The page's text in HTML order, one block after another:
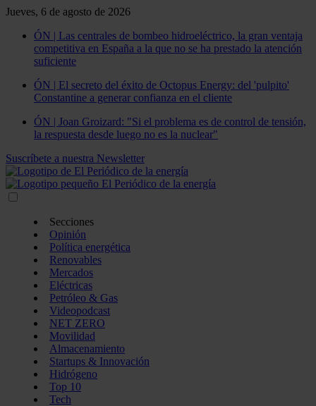
Jueves, 6 de agosto de 2026
ÓN | Las centrales de bombeo hidroeléctrico, la gran ventaja
competitiva en España a la que no se ha prestado la atención
suficiente
ÓN | El secreto del éxito de Octopus Energy: del 'pulpito'
Constantine a generar confianza en el cliente
ÓN | Joan Groizard: "Si el problema es de control de tensión,
la respuesta desde luego no es la nuclear"
Suscríbete a nuestra Newsletter
Secciones
Opinión
Política energética
Renovables
Mercados
Eléctricas
Petróleo & Gas
Videopodcast
NET ZERO
Movilidad
Almacenamiento
Startups & Innovación
Hidrógeno
Top 10
Tech